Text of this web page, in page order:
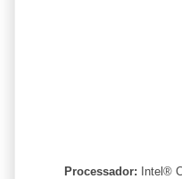
Processador: Intel®